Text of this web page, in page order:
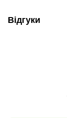
Відгуки